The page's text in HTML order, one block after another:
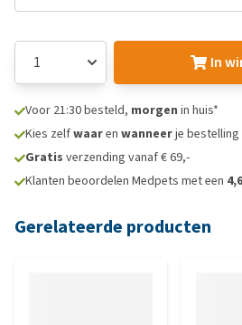
In
Voor 21:30 besteld, morgen in huis*
Kies zelfwaaren wanneerje
Gratis verzending vanaf € 69,-
Klanten beoordelen Medpets met een
Gerelateerde producten